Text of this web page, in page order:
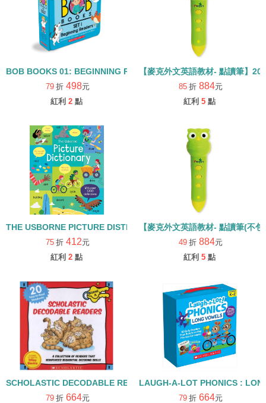
BOB BOOKS 01: BEGINNING READERS /盒裝
79 折 498元
紅利 2 點
【麥克外文英語教材- 點讀筆】
85 折 884元
紅利 5 點
THE USBORNE PICTURE DISTIONARY/精裝學習字典
75 折 412元
紅利 2 點
【麥克外文英語教材- 點讀筆(不
49 折 884元
紅利 5 點
SCHOLASTIC DECODABLE READERS LEVEL A/盒裝書+QRCODE
79 折 664元
LAUGH-A-LOT PHONICS :
79 折 664元